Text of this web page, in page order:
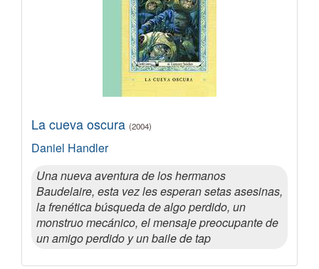
La cueva oscura (2004)
Daniel Handler
Una nueva aventura de los hermanos
Baudelaire, esta vez les esperan setas asesinas,
la frenética búsqueda de algo perdido, un
monstruo mecánico, el mensaje preocupante de
un amigo perdido y un baile de tap